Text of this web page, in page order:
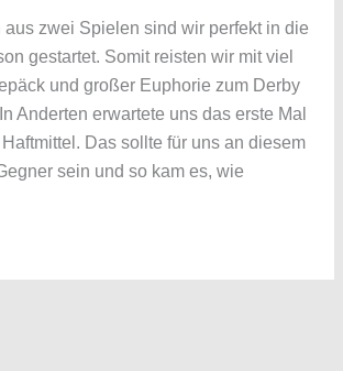
aus zwei Spielen sind wir perfekt in die
gestartet. Somit reisten wir mit viel
und großer Euphorie zum Derby
Anderten erwartete uns das erste Mal
Das sollte für uns an diesem
sein und so kam es, wie